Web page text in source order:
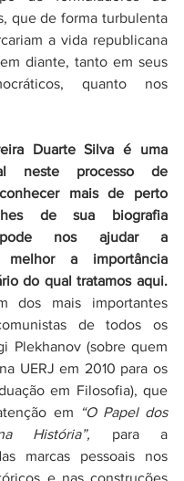
que de forma turbulenta
a vida republicana
diante, tanto em seus
quanto nos
Duarte Silva é uma
neste processo de
mais de perto
de sua biografia
pode nos ajudar a
melhor a importância
do qual tratamos aqui.
dos mais importantes
de todos os
Plekhanov (sobre quem
UERJ em 2010 para os
em Filosofia), que
em
“O Papel dos
História”, para a
marcas pessoais nos
e nas construções